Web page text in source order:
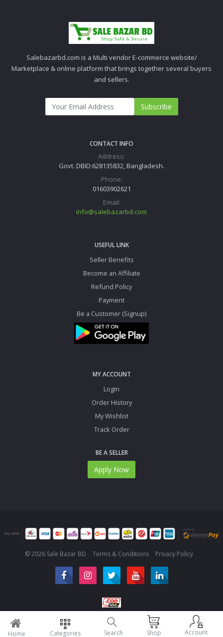
Home Categories Search Shop Account
Salebazarbd.com is a Multi vendor E-commerce website/
Marketplace & online platform that brings together several buyers
and sellers.
Subscribe
CONTACT INFO
Address:
Govt. DBID:628135832, Bangladesh.
Phone:
01603902621
Email:
info@salebazarbd.com
USEFUL LINK
Seller Benefits
Become an Affiliate
Refund Policy
Payment
Be a Customer (Signup)
MY ACCOUNT
Login
Order History
My Wishlist
Track Order
BE A SELLER
Apply Now
© 2026 Sale Bazar BD Terms & Conditions Privacy Policy